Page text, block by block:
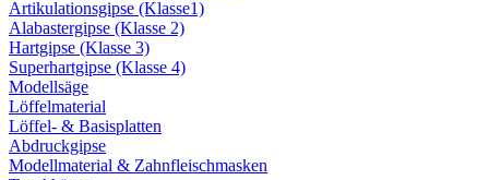
Artikulationsgipse (Klasse1)
Alabastergipse (Klasse 2)
Hartgipse (Klasse 3)
Superhartgipse (Klasse 4)
Modellsäge
Löffelmaterial
Löffel- & Basisplatten
Abdruckgipse
Modellmaterial & Zahnfleischmasken